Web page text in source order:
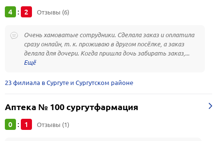
4 : 2 Отзывы (6)
Очень хамоватые сотрудники. Сделала заказ и оплатила
сразу онлайн, т. к. проживаю в другом посёлке, а заказ
делала для дочери. Когда пришла дочь забирать заказ,...
23 филиала в Сургуте и Сургутском районе
Аптека № 100 сургутфармация
0 : 1 Отзывы (1)